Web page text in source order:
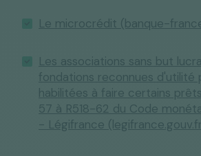
Le microcrédit (banque-
Les associations sans but
fondations reconnues d'utilité
habilitées à faire certains
57 à R518-62 du Code
- Légifrance